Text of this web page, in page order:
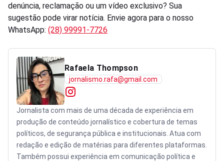
denúncia, reclamação ou um vídeo exclusivo? Sua
sugestão pode virar notícia. Envie agora para o nosso
WhatsApp: (28) 99991-7726
Rafaela Thompson
jornalismo.rafa@gmail.com
Jornalista com mais de uma década de experiência em
produção de conteúdo jornalístico e cobertura de temas
políticos, de segurança pública e institucionais. Atua com
redação e edição de matérias para diferentes plataformas.
Também possui experiência em comunicação política e